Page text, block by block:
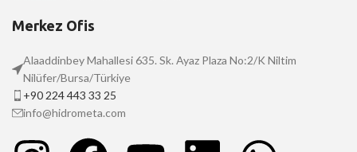
Merkez Ofis
Alaaddinbey Mahallesi 635. Sk. Ayaz Plaza No:2/K Niltim
Nilüfer/Bursa/Türkiye
+90 224 443 33 25
info@hidrometa.com